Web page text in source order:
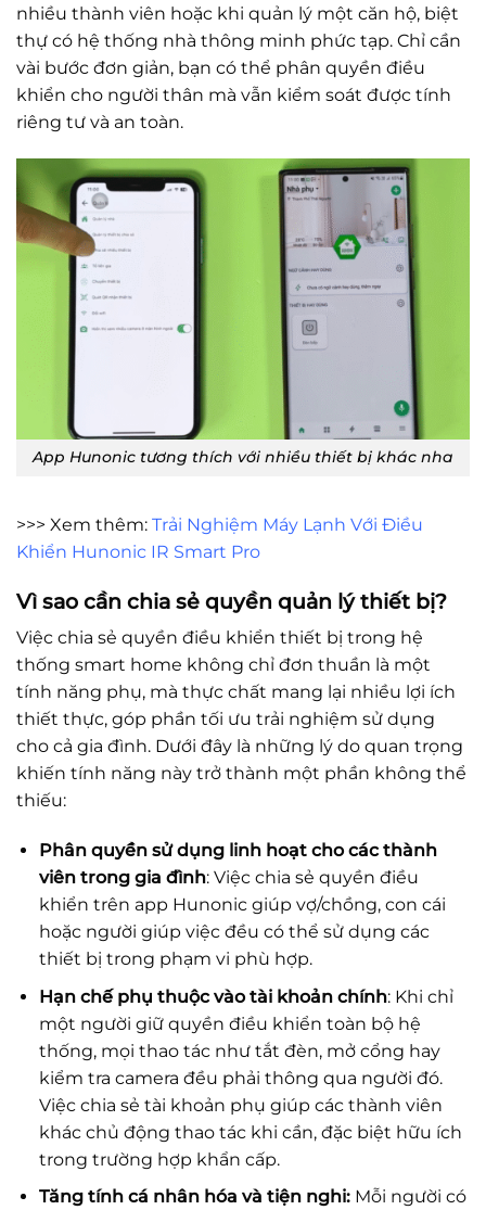
nhiều thành viên hoặc khi quản lý một căn hộ, biệt
thự có hệ thống nhà thông minh phức tạp. Chỉ cần
vài bước đơn giản, bạn có thể phân quyền điều
khiển cho người thân mà vẫn kiểm soát được tính
riêng tư và an toàn.
App Hunonic tương thích với nhiều thiết bị khác nha
>>> Xem thêm: Trải Nghiệm Máy Lạnh Với Điều
Khiển Hunonic IR Smart Pro
Vì sao cần chia sẻ quyền quản lý thiết bị?
Việc chia sẻ quyền điều khiển thiết bị trong hệ
thống smart home không chỉ đơn thuần là một
tính năng phụ, mà thực chất mang lại nhiều lợi ích
thiết thực, góp phần tối ưu trải nghiệm sử dụng
cho cả gia đình. Dưới đây là những lý do quan trọng
khiến tính năng này trở thành một phần không thể
thiếu:
Phân quyền sử dụng linh hoạt cho các thành
viên trong gia đình: Việc chia sẻ quyền điều
khiển trên app Hunonic giúp vợ/chồng, con cái
hoặc người giúp việc đều có thể sử dụng các
thiết bị trong phạm vi phù hợp.
Hạn chế phụ thuộc vào tài khoản chính: Khi chỉ
một người giữ quyền điều khiển toàn bộ hệ
thống, mọi thao tác như tắt đèn, mở cổng hay
kiểm tra camera đều phải thông qua người đó.
Việc chia sẻ tài khoản phụ giúp các thành viên
khác chủ động thao tác khi cần, đặc biệt hữu ích
trong trường hợp khẩn cấp.
Tăng tính cá nhân hóa và tiện nghi:Mỗi người có